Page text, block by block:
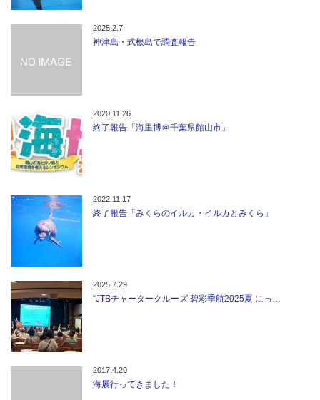
2025.2.7
神津島・式根島で調査報告
2020.11.26
終了報告「海里博＠千葉県館山市」
2022.11.17
終了報告「みくらのイルカ・イルカとみくら」
2025.7.29
“JTBチャータークルーズ 碧彩季航2025夏 にっ…
2017.4.20
海展行ってきました！